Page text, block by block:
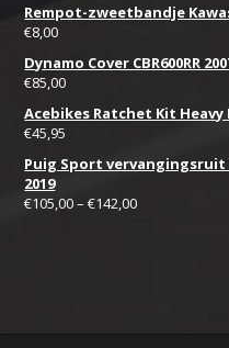
Rempot-zweetbandje
€8,00
Dynamo Cover CBR600RR
€85,00
Acebikes Ratchet Kit Heavy
€45,95
Puig Sport vervangingsruit
2019
€105,00–€142,00